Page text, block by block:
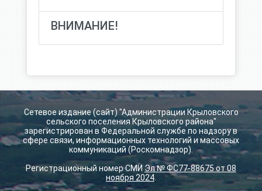
ВНИМАНИЕ!
Сетевое издание (сайт) "Администрации Крыловского
сельского поселения Крыловского района"
зарегистрирован в Федеральной службе по надзору в
сфере связи, информационных технологий и массовых
коммуникаций (Роскомнадзор).
Регистрационный номер СМИ Эл № ФС77-88675 от 08
ноября 2024